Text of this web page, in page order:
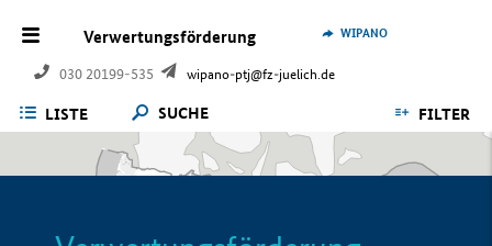
Verwertungsförderung
030 20199-535 wipano-ptj@fz-juelich.de
WIPANO
LISTE SUCHE FILTER